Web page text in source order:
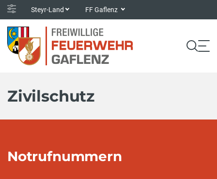
Steyr-Land FF Gaflenz
Zivilschutz
Notrufnummern